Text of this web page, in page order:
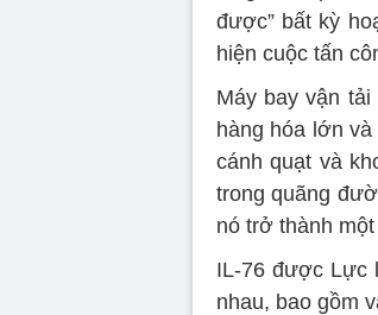
được” bất kỳ
hiện cuộc tấn
Máy bay vận
hàng hóa lớn
cánh quạt và
trong quãng
nó trở thành
IL-76 được Lực
nhau, bao gồm